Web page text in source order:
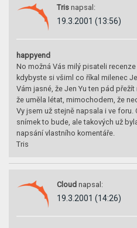
Tris napsal:
19.3.2001 (13:56)
happyend
No možná Vás milý pisateli
kdybyste si všiml co říkal milenec
Vám jasné, že Jen Yu ten pád
že uměla létat, mimochodem, že
Vy jsem už stejně napsala i ve foru.
snímek to bude, ale takových už
napsání vlastního komentáře.
Tris
Cloud napsal:
19.3.2001 (14:26)